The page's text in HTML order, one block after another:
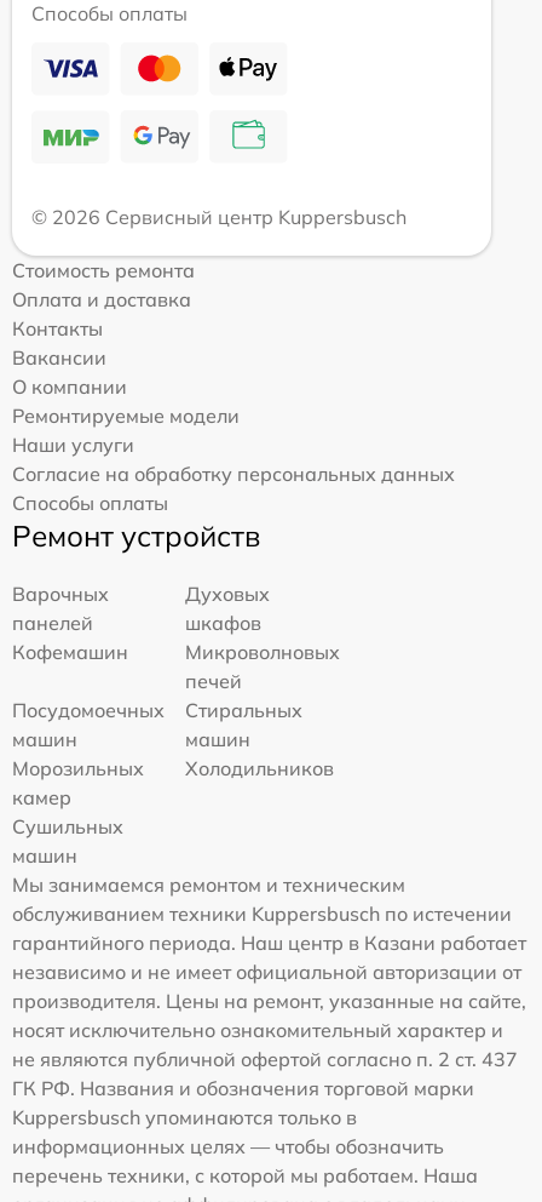
Способы оплаты
© 2026 Сервисный центр Kuppersbusch
Стоимость ремонта
Оплата и доставка
Контакты
Вакансии
О компании
Ремонтируемые модели
Наши услуги
Согласие на обработку персональных данных
Способы оплаты
Ремонт устройств
Варочных
панелей
Духовых
шкафов
Кофемашин
Микроволновых
печей
Посудомоечных
машин
Стиральных
машин
Морозильных
камер
Холодильников
Сушильных
машин
Мы занимаемся ремонтом и техническим
обслуживанием техники Kuppersbusch по истечении
гарантийного периода. Наш центр в Казани работает
независимо и не имеет официальной авторизации от
производителя. Цены на ремонт, указанные на сайте,
носят исключительно ознакомительный характер и
не являются публичной офертой согласно п. 2 ст. 437
ГК РФ. Названия и обозначения торговой марки
Kuppersbusch упоминаются только в
информационных целях — чтобы обозначить
перечень техники, с которой мы работаем. Наша